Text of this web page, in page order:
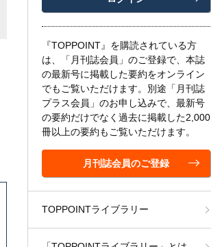
『TOPPOINT』を購読されている方
は、「月刊誌会員」のご登録で、本誌
の最新号に掲載した要約をオンライン
でもご覧いただけます。別途「月刊誌
プラス会員」のお申し込みで、最新号
の要約だけでなく過去に掲載した2,000
冊以上の要約もご覧いただけます。
月刊誌会員のご登録
TOPPOINTライブラリー